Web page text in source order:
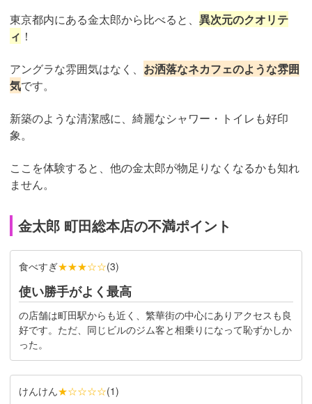
東京都内にある金太郎から比べると、 異次元のクオリテ
ィ ！
アングラな雰囲気はなく、 お洒落なネカフェのような雰囲
気です。
新築のような清潔感に、綺麗なシャワー・トイレも好印
象。
ここを体験すると、他の金太郎が物足りなくなるかも知れ
ません。
金太郎 町田総本店の不満ポイント
食べすぎ★★★☆☆(3)
使い勝手がよく最高
の店舗は町田駅からも近く、繁華街の中心にありアクセスも良
好です。ただ、同じビルのジム客と相乗りになって恥ずかしか
った。
けんけん★☆☆☆☆(1)